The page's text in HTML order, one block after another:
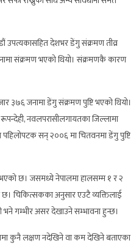
उपत्यकासहित देशभर डेंगु संक्रमण तीव्र
संक्रमण भएको थियो। संक्रमणकै कारण
३७६ जनामा डेंगु संक्रमण पुष्टि भएको थियो।
नवलपरासीलगायतका जिल्लामा
सन् २००६ मा चितवनमा डेंगु पुष्टि
भएको छ। जसमध्ये नेपालमा हालसम्म १ र २
चिकित्सकका अनुसार एउटै व्यक्तिलाई
गम्भीर असर देखाउने सम्भावना हुन्छ।
कुनै लक्षण नदेखिने वा कम देखिने बताएका